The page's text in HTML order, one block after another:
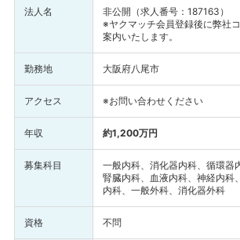
法人名
非公開（求人番号：187163）
※ヤクマッチ会員登録後に弊社
案内いたします。
勤務地 大阪府八尾市
アクセス ※お問い合わせください
年収 約1,200万円
募集科目
一般内科、消化器内科、循環器
腎臓内科、血液内科、神経内科
内科、一般外科、消化器外科
資格 不問